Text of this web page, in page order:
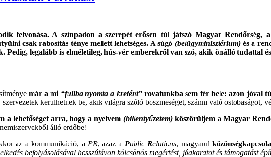
felvonása. A színpadon a szerepét erősen túl játszó Magyar Rendőrség,
csak rabosítás ténye mellett lehetséges. A súgó (belügyminisztérium)és a
legalább is elméletileg, hús-vér emberekről van szó, akik önálló tudattal
már a mi “fullba nyomta a kretént”rovatunkba sem fér bele: azon jóval
kerülhetnek be, akik világra szóló böszmeséget, szánni való ostobaságot,
a lehetőséget arra, hogy a nyelvem (billentyűzetem)köszörüljem a Magyar
álló erdőbe!
az a kommunikáció, a PR, azaz a Public Relations, magyarul
befolyásolásával hosszútávon kölcsönös megértést, jóakaratot és támogatást